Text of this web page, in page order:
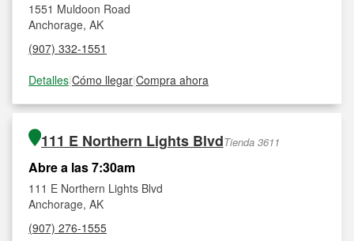
1551 Muldoon Road
Anchorage, AK
(907) 332-1551
Detalles|Cómo llegar|Compra ahora
111 E Northern Lights BlvdTienda 3611
Abre a las 7:30am
111 E Northern Lights Blvd
Anchorage, AK
(907) 276-1555